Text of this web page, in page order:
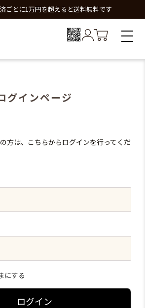
ごとに1万円を超えると送料無料です
グインページ
方は、こちらからログインを行ってくだ
にする
ログイン